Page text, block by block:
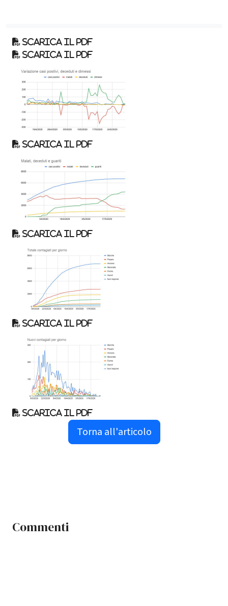
Scarica il pdf
Scarica il pdf
Scarica il pdf
Scarica il pdf
Scarica il pdf
Scarica il pdf
Torna all'articolo
Commenti